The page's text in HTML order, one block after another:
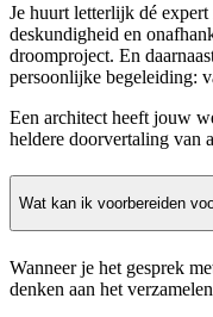
Je huurt letterlijk dé
deskundigheid en
droomproject. En
persoonlijke begeleiding:
Een architect heeft jouw
heldere doorvertaling van
Wat kan ik voorbereiden
Wanneer je het gesprek
denken aan het